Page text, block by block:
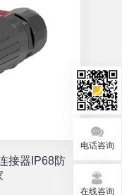
接器IP68防
电话咨询
在线咨询